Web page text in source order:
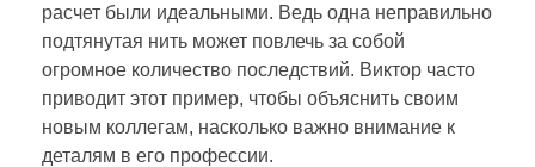
расчет были идеальными. Ведь одна неправильно
подтянутая нить может повлечь за собой
огромное количество последствий. Виктор часто
приводит этот пример, чтобы объяснить своим
новым коллегам, насколько важно внимание к
деталям в его профессии.